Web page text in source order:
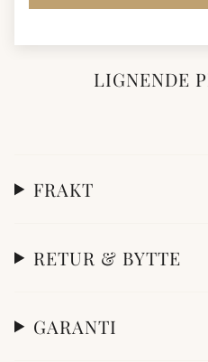
LIGNENDE
FRAKT
RETUR & BYTTE
GARANTI